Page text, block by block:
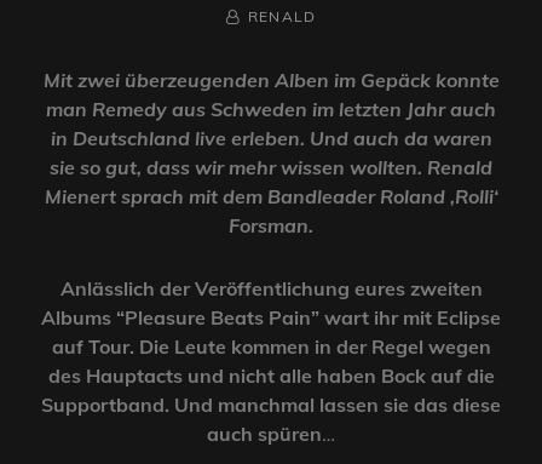
BY
BYLINE
RENALD
Mit zwei überzeugenden Alben im Gepäck konnte
man Remedy aus Schweden im letzten Jahr auch
in Deutschland live erleben. Und auch da waren
sie so gut, dass wir mehr wissen wollten. Renald
Mienert sprach mit dem Bandleader Roland ‚Rolli‘
Forsman.
Anlässlich der Veröffentlichung eures zweiten
Albums “Pleasure Beats Pain” wart ihr mit Eclipse
auf Tour. Die Leute kommen in der Regel wegen
des Hauptacts und nicht alle haben Bock auf die
Supportband. Und manchmal lassen sie das diese
auch spüren…